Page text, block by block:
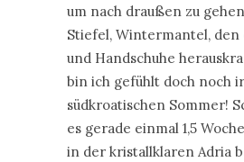
um nach draußen zu
Stiefel, Wintermantel, den
und Handschuhe
bin ich gefühlt doch noch
südkroatischen Sommer!
es gerade einmal 1,5
in der kristallklaren Adria